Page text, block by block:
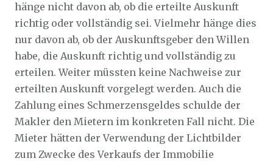
hänge nicht davon ab, ob die erteilte Auskunft
richtig oder vollständig sei. Vielmehr hänge dies
nur davon ab, ob der Auskunftsgeber den Willen
habe, die Auskunft richtig und vollständig zu
erteilen. Weiter müssten keine Nachweise zur
erteilten Auskunft vorgelegt werden. Auch die
Zahlung eines Schmerzensgeldes schulde der
Makler den Mietern im konkreten Fall nicht. Die
Mieter hätten der Verwendung der Lichtbilder
zum Zwecke des Verkaufs der Immobilie